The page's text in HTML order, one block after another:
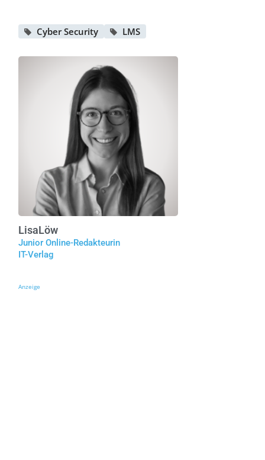
Cyber Security LMS
LisaLöw
Junior Online-Redakteurin
IT-Verlag
Anzeige